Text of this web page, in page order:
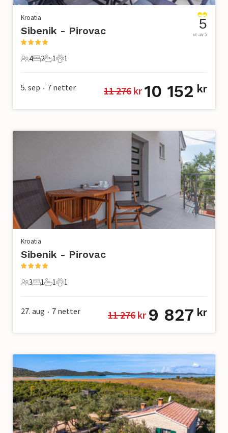
Kroatia
Sibenik - Pirovac
4 Gjester
4
2 Soverom
2
1 Bad
1
1 Kjæledyr
1
5
ut av 5
5. sep • 7 netter 11 276 kr 10 152 kr
Kroatia
Sibenik - Pirovac
3 Gjester
3
1 Soverom
1
1 Bad
1
1 Kjæledyr
1
27. aug • 7 netter 11 276 kr 9 827 kr